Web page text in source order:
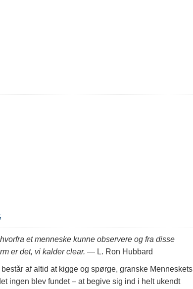
et menneske kunne observere og fra disse
er det, vi kalder clear. — L. Ron Hubbard
af altid at kigge og spørge, granske Menneskets
ingen blev fundet – at begive sig ind i helt ukendt